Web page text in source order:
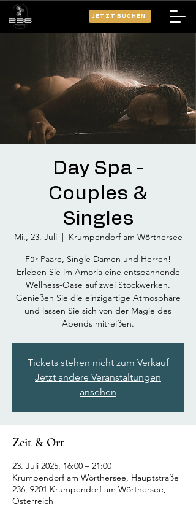
JETZT BUCHEN
Day Spa -
Couples &
Singles
Mi., 23. Juli
  |
Krumpendorf am Wörthersee
Für Paare, Single Damen und Herren!
Erleben Sie im Amoria eine entspannende
Wellness-Oase auf zwei Stockwerken.
Genießen Sie die einzigartige Atmosphäre
und lassen Sie sich von der Magie des
Abends mitreißen.
Tickets stehen nicht zum Verkauf
Jetzt andere Veranstaltungen
ansehen
Zeit & Ort
23. Juli 2025, 16:00 – 21:00
Krumpendorf am Wörthersee, Hauptstraße
236, 9201 Krumpendorf am Wörthersee,
Österreich